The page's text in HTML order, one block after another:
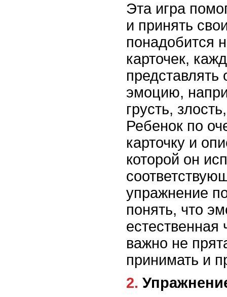
Эта игра
и принять
понадобится
карточек,
эмоцию,
грусть,
Ребенок по
карточку и
которой он
упражнение
понять, что
естественная
важно не
принимать и
2.